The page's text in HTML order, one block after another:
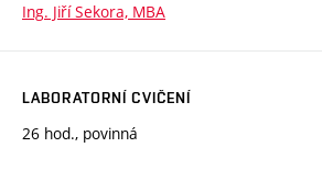
Ing. Jiří Sekora, MBA
LABORATORNÍ CVIČENÍ
26 hod., povinná